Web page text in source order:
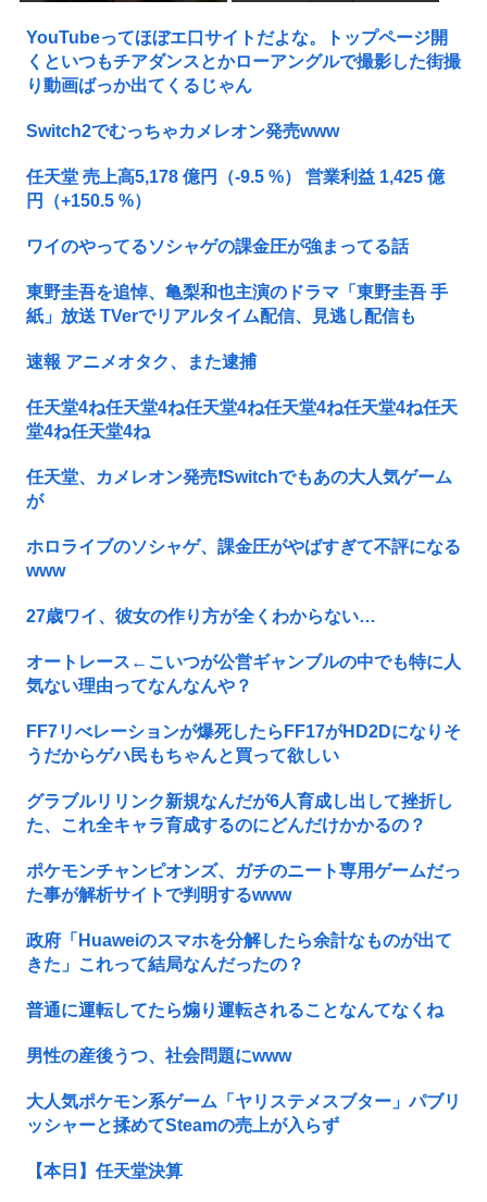
YouTubeってほぼエ口サイトだよな。トップページ開
くといつもチアダンスとかローアングルで撮影した街撮
り動画ばっか出てくるじゃん
Switch2でむっちゃカメレオン発売www
任天堂 売上高5,178 億円（-9.5 %） 営業利益 1,425 億
円（+150.5 %）
ワイのやってるソシャゲの課金圧が強まってる話
東野圭吾を追悼、亀梨和也主演のドラマ「東野圭吾 手
紙」放送 TVerでリアルタイム配信、見逃し配信も
速報 アニメオタク、また逮捕
任天堂4ね任天堂4ね任天堂4ね任天堂4ね任天堂4ね任天
堂4ね任天堂4ね
任天堂、カメレオン発売❗Switchでもあの大人気ゲーム
が
ホロライブのソシャゲ、課金圧がやばすぎて不評になる
www
27歳ワイ、彼女の作り方が全くわからない…
オートレース←こいつが公営ギャンブルの中でも特に人
気ない理由ってなんなんや？
FF7リべレーションが爆死したらFF17がHD2Dになりそ
うだからゲハ民もちゃんと買って欲しい
グラブルリリンク新規なんだが6人育成し出して挫折し
た、これ全キャラ育成するのにどんだけかかるの？
ポケモンチャンピオンズ、ガチのニート専用ゲームだっ
た事が解析サイトで判明するwww
政府「Huaweiのスマホを分解したら余計なものが出て
きた」これって結局なんだったの？
普通に運転してたら煽り運転されることなんてなくね
男性の産後うつ、社会問題にwww
大人気ポケモン系ゲーム「ヤリステメスブター」パブリ
ッシャーと揉めてSteamの売上が入らず
【本日】任天堂決算